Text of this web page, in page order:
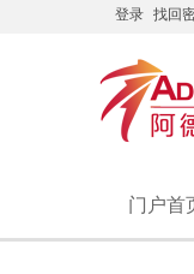
登录 找回
门户首